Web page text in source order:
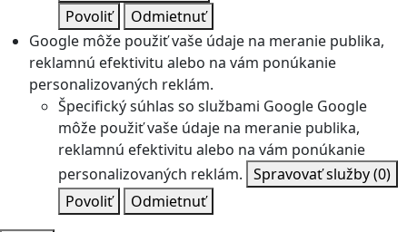
Povoliť
Odmietnuť
Google môže použiť vaše údaje na meranie publika,
reklamnú efektivitu alebo na vám ponúkanie
personalizovaných reklám.
Špecifický súhlas so službami Google Google
môže použiť vaše údaje na meranie publika,
reklamnú efektivitu alebo na vám ponúkanie
personalizovaných reklám. Spravovať služby(0)
Povoliť
Odmietnuť